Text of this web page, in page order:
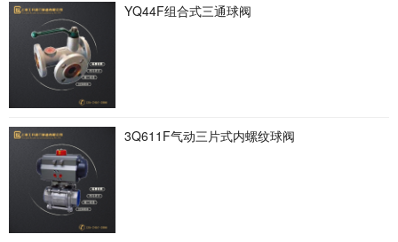
YQ44F组合式三通球阀
3Q611F气动三片式内螺纹球阀